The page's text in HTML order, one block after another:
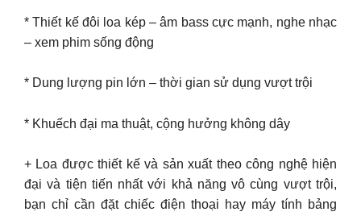
* Thiết kế đôi loa kép – âm bass cực mạnh, nghe nhạc
– xem phim sống động
* Dung lượng pin lớn – thời gian sử dụng vượt trội
* Khuếch đại ma thuật, cộng hưởng không dây
+ Loa được thiết kế và sản xuất theo công nghệ hiện
đại và tiện tiến nhất với khả năng vô cùng vượt trội,
bạn chỉ cần đặt chiếc điện thoại hay máy tính bảng